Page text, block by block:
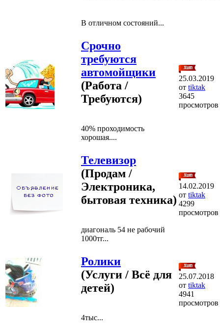
В отличном состояний...
Срочно
требуются
автомойщики
(Работа /
Требуются)
40% проходимость
хорошая....
25.03.2019
от tiktak
3645
просмотров
Телевизор
(Продам /
Электроника,
бытовая техника)
диагональ 54 не рабочий
1000тг...
14.02.2019
от tiktak
4299
просмотров
Ролики
(Услуги / Всё для
детей)
4тыс...
25.07.2018
от tiktak
4941
просмотров